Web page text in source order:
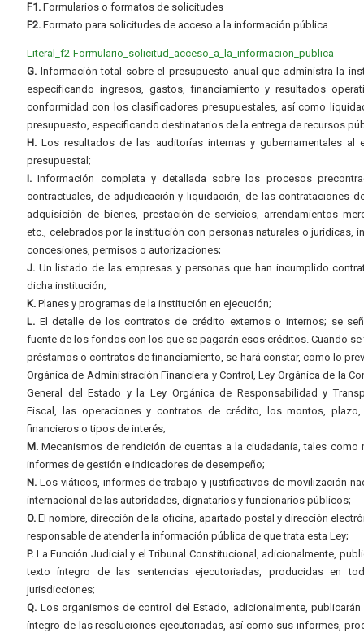
F1. Formularios o formatos de solicitudes
F2. Formato para solicitudes de acceso a la información pública
Literal_f2-Formulario_solicitud_acceso_a_la_informacion_publica
G. Información total sobre el presupuesto anual que administra la
especificando ingresos, gastos, financiamiento y resultados
conformidad con los clasificadores presupuestales, así como
presupuesto, especificando destinatarios de la entrega de recursos
H. Los resultados de las auditorías internas y gubernamentales al
presupuestal;
I. Información completa y detallada sobre los procesos
contractuales, de adjudicación y liquidación, de las contrataciones
adquisición de bienes, prestación de servicios, arrendamientos
etc., celebrados por la institución con personas naturales o jurídicas,
concesiones, permisos o autorizaciones;
J. Un listado de las empresas y personas que han incumplido
dicha institución;
K. Planes y programas de la institución en ejecución;
L. El detalle de los contratos de crédito externos o internos; se
fuente de los fondos con los que se pagarán esos créditos. Cuando se
préstamos o contratos de financiamiento, se hará constar, como lo
Orgánica de Administración Financiera y Control, Ley Orgánica de la
General del Estado y la Ley Orgánica de Responsabilidad y
Fiscal, las operaciones y contratos de crédito, los montos,
financieros o tipos de interés;
M. Mecanismos de rendición de cuentas a la ciudadanía, tales como
informes de gestión e indicadores de desempeño;
N. Los viáticos, informes de trabajo y justificativos de movilización
internacional de las autoridades, dignatarios y funcionarios públicos;
O. El nombre, dirección de la oficina, apartado postal y dirección
responsable de atender la información pública de que trata esta Ley;
P. La Función Judicial y el Tribunal Constitucional, adicionalmente,
texto íntegro de las sentencias ejecutoriadas, producidas en
jurisdicciones;
Q. Los organismos de control del Estado, adicionalmente, publicarán
íntegro de las resoluciones ejecutoriadas, así como sus informes,